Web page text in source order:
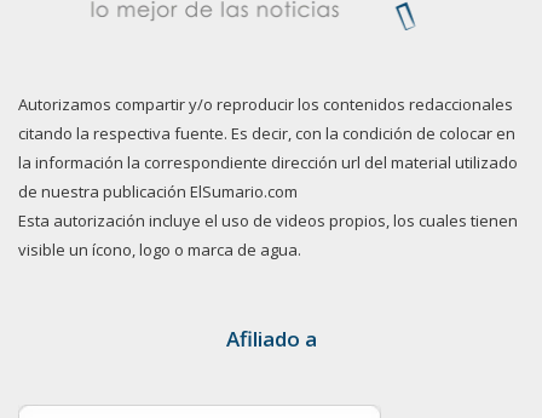
Autorizamos compartir y/o reproducir los contenidos redaccionales
citando la respectiva fuente. Es decir, con la condición de colocar en
la información la correspondiente dirección url del material utilizado
de nuestra publicación ElSumario.com
Esta autorización incluye el uso de videos propios, los cuales tienen
visible un ícono, logo o marca de agua.
Afiliado a